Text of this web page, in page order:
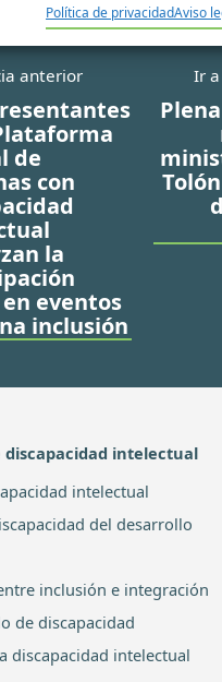
Política de privacidadAviso
anterior
de
con
la
eventos
inclusión
Ir
discapacidad intelectual
intelectual
del desarrollo
inclusión e integración
de discapacidad
discapacidad intelectual